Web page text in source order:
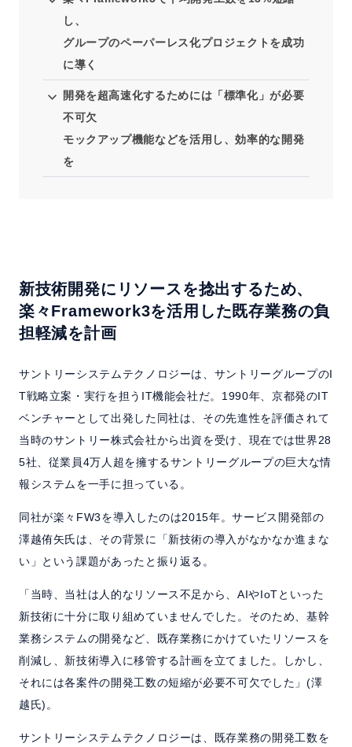
し、
グループのペーパーレス化プロジェクトを成功
に導く
開発を超高速化するためには「標準化」が必要
不可欠
モックアップ機能などを活用し、効率的な開発
を
新技術開発にリソースを捻出するため、
楽々Framework3を活用した既存業務の負
担軽減を計画
サントリーシステムテクノロジーは、サントリーグループのI
T戦略立案・実行を担うIT機能会社だ。1990年、京都発のIT
ベンチャーとして出発した同社は、その先進性を評価されて
当時のサントリー株式会社から出資を受け、現在では世界28
5社、従業員4万人超を擁するサントリーグループの巨大な情
報システムを一手に担っている。
同社が楽々FW3を導入したのは2015年。サービス開発部の
澤越侑矢氏は、その背景に「新技術の導入がなかなか進まな
い」という課題があったと振り返る。
「当時、当社は人的なリソース不足から、AIやIoTといった
新技術に十分に取り組めていませんでした。そのため、基幹
業務システムの開発など、既存業務にかけていたリソースを
削減し、新技術導入に移管する計画を立てました。しかし、
それには各案件の開発工数の短縮が必要不可欠でした」(澤
越氏)。
サントリーシステムテクノロジーは、既存業務の開発工数を